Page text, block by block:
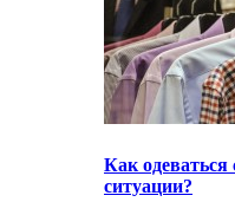
Как одеваться
ситуации?